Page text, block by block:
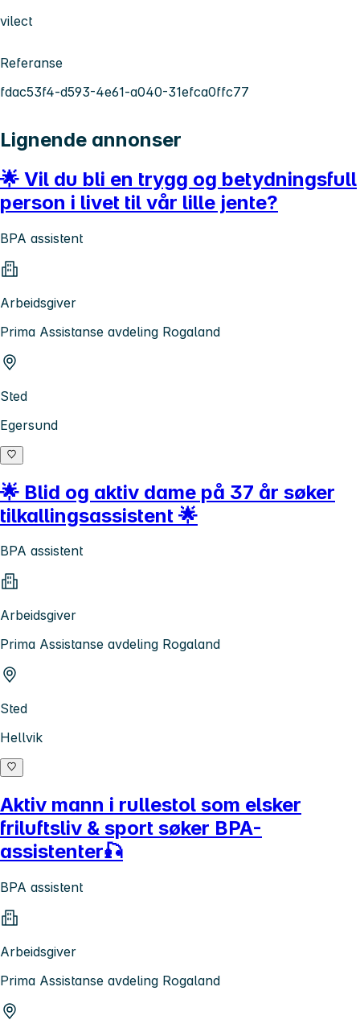
vilect
Referanse
fdac53f4-d593-4e61-a040-31efca0ffc77
Lignende annonser
🌟 Vil du bli en trygg og betydningsfull
person i livet til vår lille jente?
BPA assistent
Arbeidsgiver
Prima Assistanse avdeling Rogaland
Sted
Egersund
🌟 Blid og aktiv dame på 37 år søker
tilkallingsassistent 🌟
BPA assistent
Arbeidsgiver
Prima Assistanse avdeling Rogaland
Sted
Hellvik
Aktiv mann i rullestol som elsker
friluftsliv & sport søker BPA-
assistenter🎣
BPA assistent
Arbeidsgiver
Prima Assistanse avdeling Rogaland